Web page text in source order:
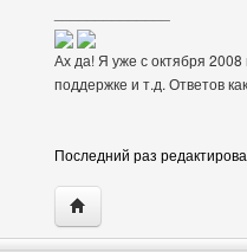
Ах да! Я уже с октября
поддержке и т.д. Ответов
Последний раз
Посетить сайт